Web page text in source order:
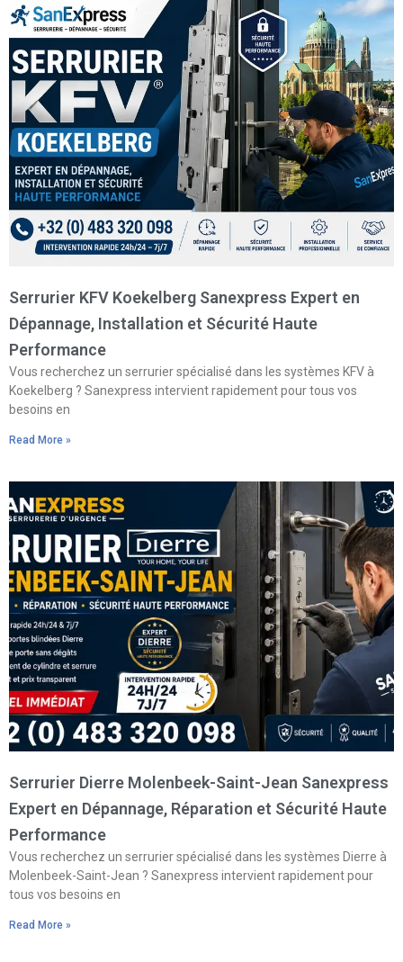
Serrurier KFV Koekelberg Sanexpress Expert en
Dépannage, Installation et Sécurité Haute
Performance
Vous recherchez un serrurier spécialisé dans les systèmes KFV à
Koekelberg ? Sanexpress intervient rapidement pour tous vos
besoins en
Read More »
Serrurier Dierre Molenbeek-Saint-Jean Sanexpress
Expert en Dépannage, Réparation et Sécurité Haute
Performance
Vous recherchez un serrurier spécialisé dans les systèmes Dierre à
Molenbeek-Saint-Jean ? Sanexpress intervient rapidement pour
tous vos besoins en
Read More »